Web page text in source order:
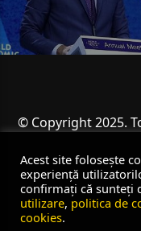
© Copyright 2025.
Acest site folosește
experiență
confirmați că sunteți
utilizare, politica de
cookies.